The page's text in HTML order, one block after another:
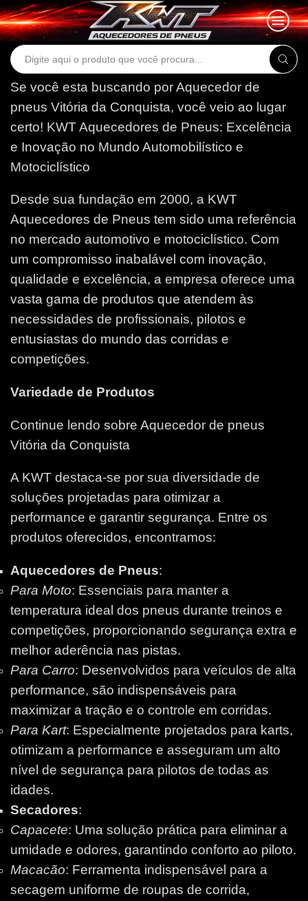
Search
Se você esta buscando por Aquecedor de
pneus Vitória da Conquista, você veio ao lugar
certo! KWT Aquecedores de Pneus: Excelência
e Inovação no Mundo Automobilístico e
Motociclístico
Desde sua fundação em 2000, a KWT
Aquecedores de Pneus tem sido uma referência
no mercado automotivo e motociclístico. Com
um compromisso inabalável com inovação,
qualidade e excelência, a empresa oferece uma
vasta gama de produtos que atendem às
necessidades de profissionais, pilotos e
entusiastas do mundo das corridas e
competições.
Variedade de Produtos
Continue lendo sobre Aquecedor de pneus
Vitória da Conquista
A KWT destaca-se por sua diversidade de
soluções projetadas para otimizar a
performance e garantir segurança. Entre os
produtos oferecidos, encontramos:
Aquecedores de Pneus:
Para Moto: Essenciais para manter a
temperatura ideal dos pneus durante treinos e
competições, proporcionando segurança extra e
melhor aderência nas pistas.
Para Carro: Desenvolvidos para veículos de alta
performance, são indispensáveis para
maximizar a tração e o controle em corridas.
Para Kart: Especialmente projetados para karts,
otimizam a performance e asseguram um alto
nível de segurança para pilotos de todas as
idades.
Secadores:
Capacete: Uma solução prática para eliminar a
umidade e odores, garantindo conforto ao piloto.
Macacão: Ferramenta indispensável para a
secagem uniforme de roupas de corrida,